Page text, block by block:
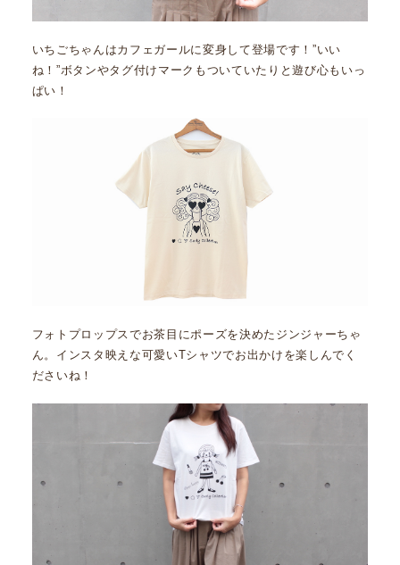
いちごちゃんはカフェガールに変身して登場です！”いい
ね！”ボタンやタグ付けマークもついていたりと遊び心もいっ
ぱい！
フォトプロップスでお茶目にポーズを決めたジンジャーちゃ
ん。インスタ映えな可愛いTシャツでお出かけを楽しんでく
ださいね！